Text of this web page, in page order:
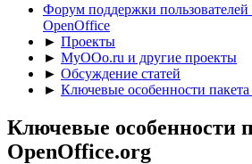
Форум поддержки
OpenOffice
► Проекты
► MyOOo.ru и другие проекты
► Обсуждение статей
► Ключевые особенности
Ключевые особенности
OpenOffice.org